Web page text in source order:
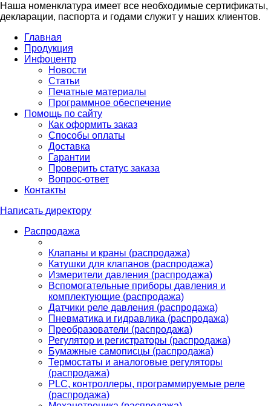
Наша номенклатура имеет все необходимые сертификаты,
декларации, паспорта и годами служит у наших клиентов.
Главная
Продукция
Инфоцентр
Новости
Статьи
Печатные материалы
Программное обеспечение
Помощь по сайту
Как оформить заказ
Способы оплаты
Доставка
Гарантии
Проверить статус заказа
Вопрос-ответ
Контакты
Написать директору
Распродажа
Клапаны и краны (распродажа)
Катушки для клапанов (распродажа)
Измерители давления (распродажа)
Вспомогательные приборы давления и
комплектующие (распродажа)
Датчики реле давления (распродажа)
Пневматика и гидравлика (распродажа)
Преобразователи (распродажа)
Регулятор и регистраторы (распродажа)
Бумажные самописцы (распродажа)
Термостаты и аналоговые регуляторы
(распродажа)
PLС, контроллеры, программируемые реле
(распродажа)